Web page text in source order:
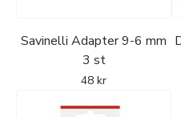
Savinelli Adapter 9-6 mm
3 st
48 kr